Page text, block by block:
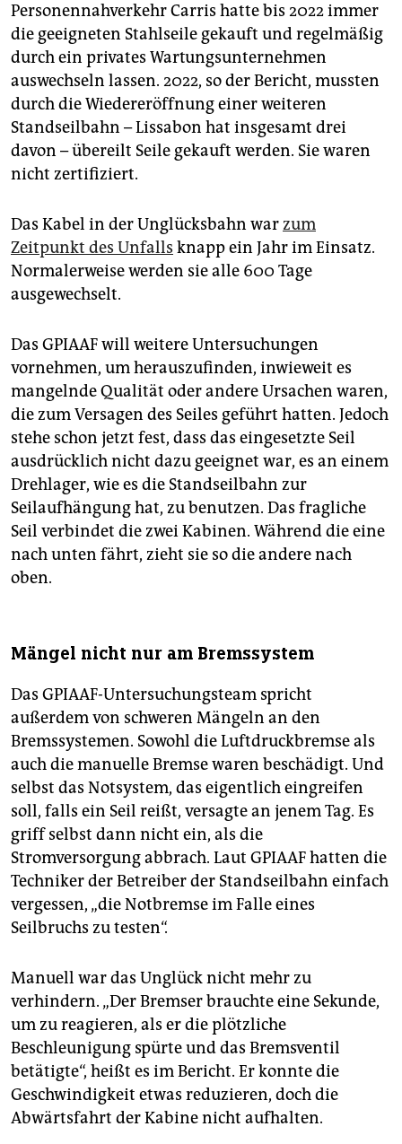
Personennahverkehr Carris hatte bis 2022 immer
die geeigneten Stahlseile gekauft und regelmäßig
durch ein privates Wartungsunternehmen
auswechseln lassen. 2022, so der Bericht, mussten
durch die Wiedereröffnung einer weiteren
Standseilbahn – Lissabon hat insgesamt drei
davon – übereilt Seile gekauft werden. Sie waren
nicht zertifiziert.
Das Kabel in der Unglücksbahn warzum
Zeitpunkt des Unfalls knapp ein Jahr im Einsatz.
Normalerweise werden sie alle 600 Tage
ausgewechselt.
Das GPIAAF will weitere Untersuchungen
vornehmen, um herauszufinden, inwieweit es
mangelnde Qualität oder andere Ursachen waren,
die zum Versagen des Seiles geführt hatten. Jedoch
stehe schon jetzt fest, dass das eingesetzte Seil
ausdrücklich nicht dazu geeignet war, es an einem
Drehlager, wie es die Standseilbahn zur
Seilaufhängung hat, zu benutzen. Das fragliche
Seil verbindet die zwei Kabinen. Während die eine
nach unten fährt, zieht sie so die andere nach
oben.
Mängel nicht nur am Bremssystem
Das GPIAAF-Untersuchungsteam spricht
außerdem von schweren Mängeln an den
Bremssystemen. Sowohl die Luftdruckbremse als
auch die manuelle Bremse waren beschädigt. Und
selbst das Notsystem, das eigentlich eingreifen
soll, falls ein Seil reißt, versagte an jenem Tag. Es
griff selbst dann nicht ein, als die
Stromversorgung abbrach. Laut GPIAAF hatten die
Techniker der Betreiber der Standseilbahn einfach
vergessen, „die Notbremse im Falle eines
Seilbruchs zu testen“.
Manuell war das Unglück nicht mehr zu
verhindern. „Der Bremser brauchte eine Sekunde,
um zu reagieren, als er die plötzliche
Beschleunigung spürte und das Bremsventil
betätigte“, heißt es im Bericht. Er konnte die
Geschwindigkeit etwas reduzieren, doch die
Abwärtsfahrt der Kabine nicht aufhalten.